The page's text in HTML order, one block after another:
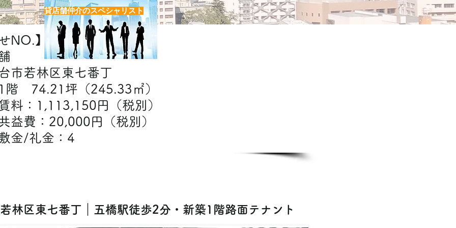
NO.】H7566
市若林区東七番丁
階 74.21坪（245.33㎡）
】賃料：1,113,150円（税別）
20,000円（税別）​
金：4
区東七番丁｜五橋駅徒歩2分・新築1階路面テナント
貸店舗仲介のスペシャリスト